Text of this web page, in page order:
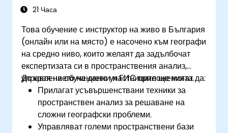
21 Часа
Това обучение с инструктор на живо в България
(онлайн или на място) е насочено към географи
на средно ниво, които желаят да задълбочат
експертизата си в пространствения анализ,
управлението на данни и ГИС приложенията.
До края на обучението участниците ще могат да:
Прилагат усъвършенствани техники за
пространствен анализ за решаване на
сложни географски проблеми.
Управляват големи пространствени бази